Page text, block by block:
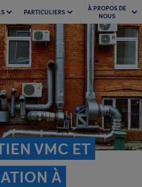
PARTICULIERS
À PROPOS DE
NOUS
VMC ET
À